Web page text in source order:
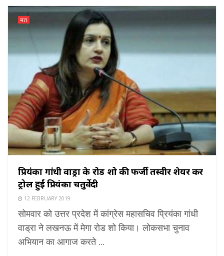
मत
प्रियंका गांधी वाड्रा के रोड शो की फर्जी तस्वीर शेयर कर
ट्रोल हुईं प्रियंका चतुर्वेदी
12 FEBRUARY 2019
सोमवार को उत्तर प्रदेश में कांग्रेस महासचिव प्रियंका गांधी
वाड्रा ने लखनऊ में मेगा रोड शो किया। लोकसभा चुनाव
अभियान का आगाज करते ...